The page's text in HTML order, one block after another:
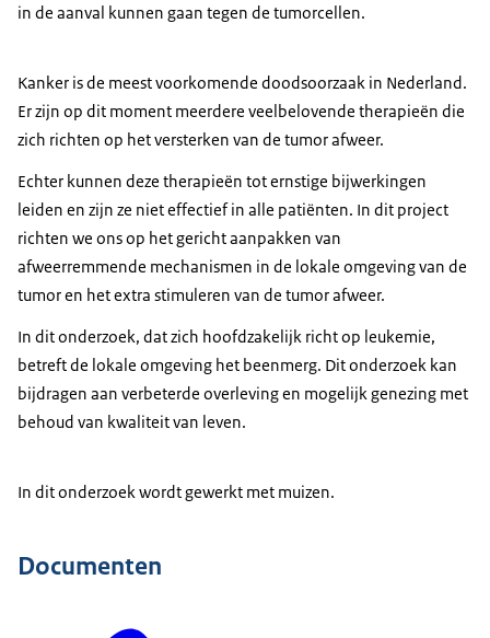
in de aanval kunnen gaan tegen de tumorcellen.
Kanker is de meest voorkomende doodsoorzaak in Nederland.
Er zijn op dit moment meerdere veelbelovende therapieën die
zich richten op het versterken van de tumor afweer.
Echter kunnen deze therapieën tot ernstige bijwerkingen
leiden en zijn ze niet effectief in alle patiënten. In dit project
richten we ons op het gericht aanpakken van
afweerremmende mechanismen in de lokale omgeving van de
tumor en het extra stimuleren van de tumor afweer.
In dit onderzoek, dat zich hoofdzakelijk richt op leukemie,
betreft de lokale omgeving het beenmerg. Dit onderzoek kan
bijdragen aan verbeterde overleving en mogelijk genezing met
behoud van kwaliteit van leven.
In dit onderzoek wordt gewerkt met muizen.
Documenten